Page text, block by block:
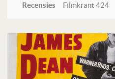
Recensies Filmkrant 424
Lees verder